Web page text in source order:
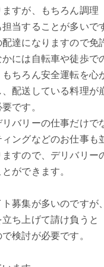
すが、もちろん調理
当することが多いで
達になりますので免
には自転車や徒歩で
ちろん安全運転を心
配送している料理が
です。
バリーの仕事だけで
ングなどのお仕事も
すので、デリバリー
ができます。
募集が多いのですが、
ち上げて請け負うと
検討が必要です。